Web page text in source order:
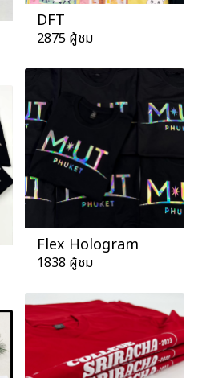
DFT
2875 ผู้ชม
Flex Hologram
1838 ผู้ชม